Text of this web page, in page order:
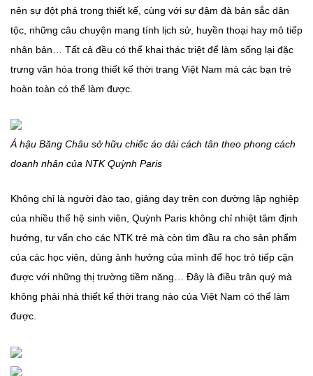
nên sự đột phá trong thiết kế, cùng với sự đậm đà bản sắc dân
tộc, những câu chuyện mang tính lịch sử, huyền thoại hay mô tiếp
nhân bản… Tất cả đều có thể khai thác triệt để làm sống lại đặc
trưng văn hóa trong thiết kế thời trang Việt Nam mà các bạn trẻ
hoàn toàn có thể làm được.
Á hậu Băng Châu sở hữu chiếc áo dài cách tân theo phong cách
doanh nhân của NTK Quỳnh Paris
Không chỉ là người đào tạo, giảng dạy trên con đường lập nghiệp
của nhiều thế hệ sinh viên, Quỳnh Paris không chỉ nhiệt tâm định
hướng, tư vấn cho các NTK trẻ mà còn tìm đầu ra cho sản phẩm
của các học viên, dùng ảnh hưởng của mình để học trò tiếp cận
được với những thị trường tiềm năng… Đây là điều trân quý mà
không phải nhà thiết kế thời trang nào của Việt Nam có thể làm
được.